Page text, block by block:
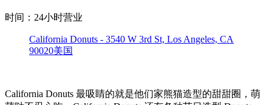
时间：24小时营业
California Donuts - 3540 W 3rd St, Los Angeles, CA
90020美国
California Donuts 最吸睛的就是他们家熊猫造型的甜甜圈，萌